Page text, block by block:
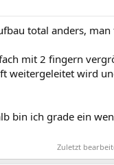
total anders,
mit 2 fingern
weitergeleitet wird
bin ich grade ein
Zuletzt